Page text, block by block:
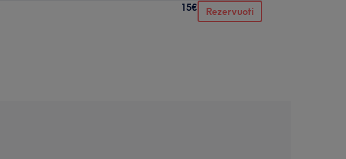
15€ Rezervuoti